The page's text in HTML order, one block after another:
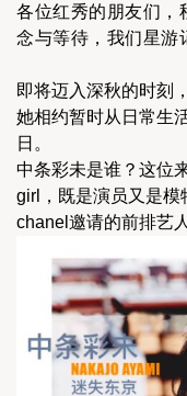
各位红秀的朋友们，
念与等待，我们星游
即将迈入深秋的时刻
她相约暂时从日常生
日。
中条彩未是谁？这位
girl，既是演员又是模
chanel邀请的前排艺